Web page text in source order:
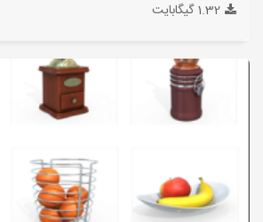
1.32 گیگابایت